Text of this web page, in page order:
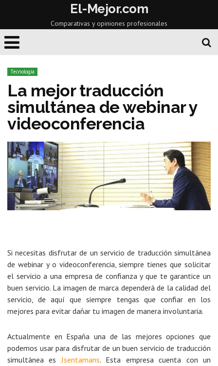
El-Mejor.com
Comparativas y opiniones profesionales
Tecnología
La mejor traducción
simultánea de webinar y
videoconferencia
Si necesitas disfrutar de un servicio de traducción simultánea
de webinar y o videoconferencia, siempre tienes que solicitar
el servicio a una empresa de confianza y que te garantice un
buen servicio. La imagen de marca dependerá de la calidad del
servicio, de aquí que siempre tengas que confiar en los
mejores para evitar dañar tu imagen de manera involuntaria.
Actualmente en España una de las mejores opciones que
podemos usar para disfrutar de un buen servicio de traducción
simultánea esJsentamans. Esta empresa cuenta con un